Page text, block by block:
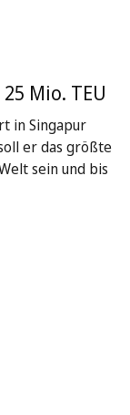
Mio. TEU
in Singapur
er das größte
sein und bis